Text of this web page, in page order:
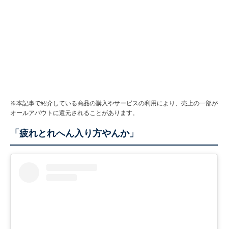
※本記事で紹介している商品の購入やサービスの利用により、売上の一部が
オールアバウトに還元されることがあります。
「疲れとれへん入り方やんか」